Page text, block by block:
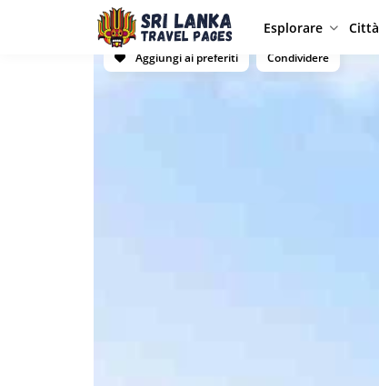
Esplorare Città
Aggiungi ai preferiti
Condividere